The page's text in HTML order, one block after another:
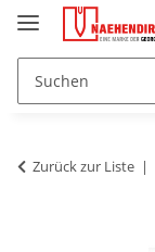
Zurück zur Liste